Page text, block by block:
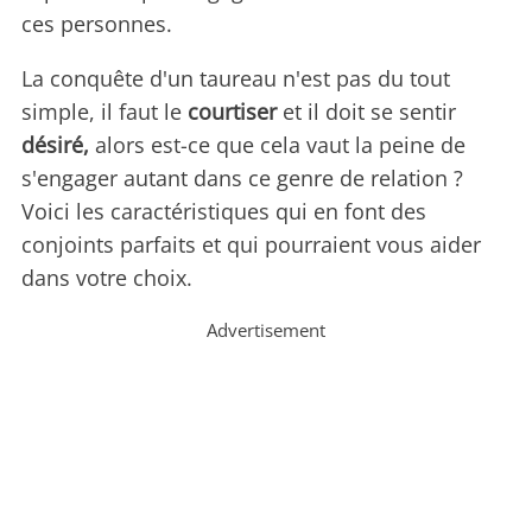
ces personnes.
La conquête d'un taureau n'est pas du tout
simple, il faut le courtiseret il doit se sentir
désiré, alors est-ce que cela vaut la peine de
s'engager autant dans ce genre de relation ?
Voici les caractéristiques qui en font des
conjoints parfaits et qui pourraient vous aider
dans votre choix.
Advertisement